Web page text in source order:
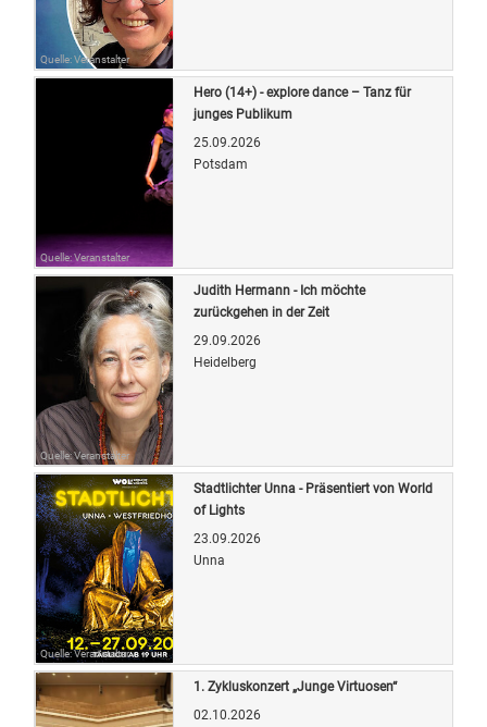
Quelle: Veranstalter
Quelle: Veranstalter
Hero (14+) - explore dance – Tanz für
junges Publikum
25.09.2026
Potsdam
Quelle: Veranstalter
Judith Hermann - Ich möchte
zurückgehen in der Zeit
29.09.2026
Heidelberg
Quelle: Veranstalter
Stadtlichter Unna - Präsentiert von World
of Lights
23.09.2026
Unna
1. Zykluskonzert „Junge Virtuosen“
02.10.2026